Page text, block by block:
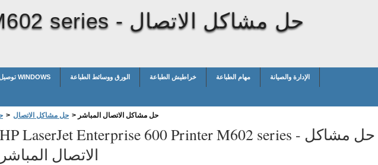
series - حل مشاكل الاتصال
توصيل المنتج بنظام التشغيل WINDOWS الورق ووسائط الطباعة خراطيش الطباعة مهام الطباعة الإدارة والصيانة
> حل مشاكل الاتصال > حل مشاكل الاتصال المباشر
HP LaserJet Enterprise 600 Printer M602 series - حل مشاكل
الاتصال المباشر